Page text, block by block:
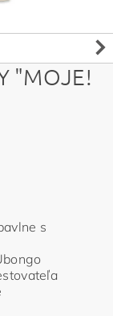
"MOJE!
s